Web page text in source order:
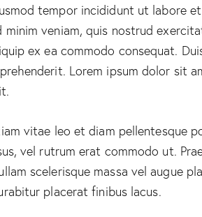
tempor incididunt ut labore
minim veniam, quis nostrud
ex ea commodo consequat.
Lorem ipsum dolor sit
vitae leo et diam pellentesque
vel rutrum erat commodo ut.
scelerisque massa vel augue
placerat finibus lacus.